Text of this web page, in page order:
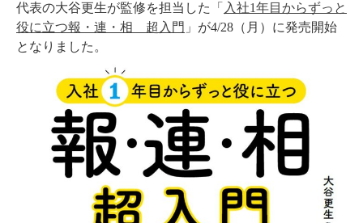
代表の大谷更生が監修を担当した「 入社1年目からずっと
役に立つ報・連・相 超入門 」が4/28（月）に発売開始
となりました。